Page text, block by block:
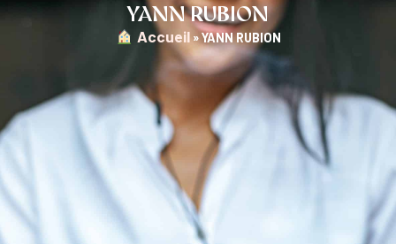
YANN RUBION
︎ Accueil »YANN RUBION